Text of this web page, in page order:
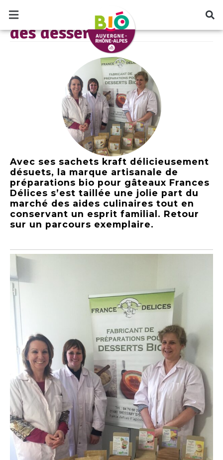
France Délices : la crème
des desserts bio
Avec ses sachets kraft délicieusement
désuets, la marque artisanale de
préparations bio pour gâteaux Frances
Délices s’est taillée une jolie part du
marché des aides culinaires tout en
conservant un esprit familial. Retour
sur un parcours exemplaire.